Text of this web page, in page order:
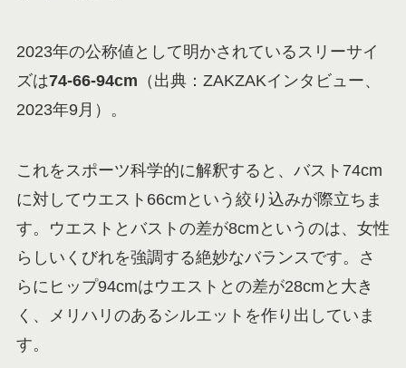
2023年の公称値として明かされているスリーサイ
ズは74-66-94cm （出典：ZAKZAKインタビュー、
2023年9月）。
これをスポーツ科学的に解釈すると、バスト74cm
に対してウエスト66cmという絞り込みが際立ちま
す。ウエストとバストの差が8cmというのは、女性
らしいくびれを強調する絶妙なバランスです。さ
らにヒップ94cmはウエストとの差が28cmと大き
く、メリハリのあるシルエットを作り出していま
す。